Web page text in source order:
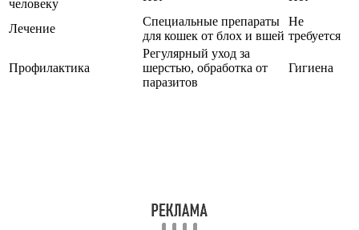
человеку
Лечение
Специальные препараты
для кошек от блох и вшей
Не
требуется
Профилактика
Регулярный уход за
шерстью, обработка от
паразитов
Гигиена